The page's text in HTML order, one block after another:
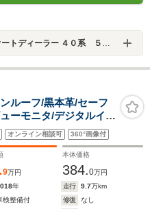
５０系 ＬＳ／ＬＳハイブリッド 中古車専門店
ーフ/黒本革/セーフ
ーモニタ/デジタルイン
ランク/衝突軽減プリク
スト/クリアランスソナ
オンライン相談可 360°画像付
9万円
本体価格
384.0万円
年 走行 9.7万km
検整備付 修復
なし